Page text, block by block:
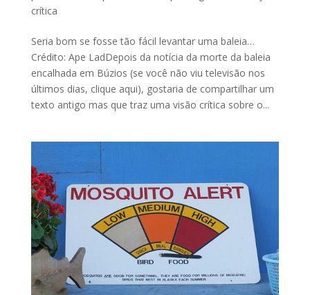
crítica
Seria bom se fosse tão fácil levantar uma baleia…
Crédito: Ape LadDepois da notícia da morte da baleia
encalhada em Búzios (se você não viu televisão nos
últimos dias, clique aqui), gostaria de compartilhar um
texto antigo mas que traz uma visão crítica sobre o...